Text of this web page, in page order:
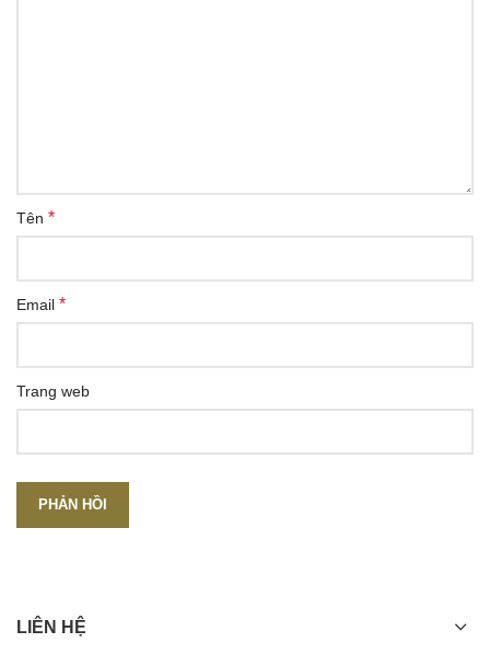
Tên *
Email *
Trang web
LIÊN HỆ